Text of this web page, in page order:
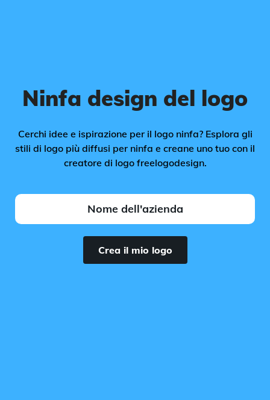
Ninfa design del logo
Cerchi idee e ispirazione per il logo ninfa? Esplora gli
stili di logo più diffusi per ninfa e creane uno tuo con il
creatore di logo freelogodesign.
Crea il mio logo